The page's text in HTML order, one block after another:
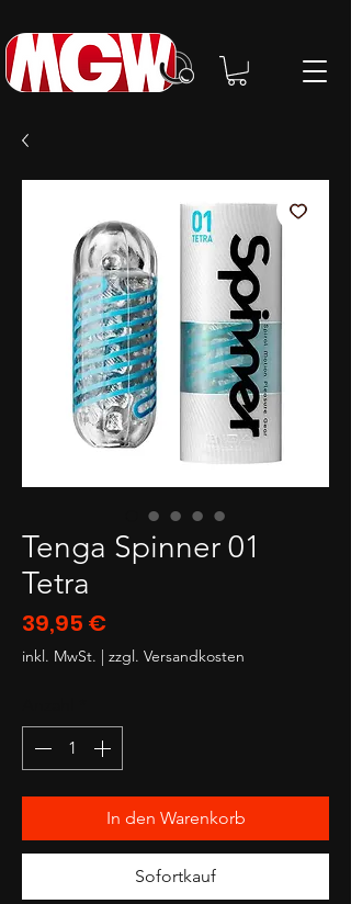
Tenga Spinner 01
Tetra
39,95 €
inkl. MwSt. | zzgl. Versandkosten
In den Warenkorb
Sofortkauf